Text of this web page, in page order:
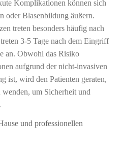
Komplikationen können sich
oder Blasenbildung äußern.
treten besonders häufig nach
3-5 Tage nach dem Eingriff
an. Obwohl das Risiko
aufgrund der nicht-invasiven
ist, wird den Patienten geraten,
um Sicherheit und
und professionellen